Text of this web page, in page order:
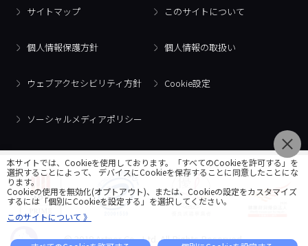
サイトマップ このサイトについて
個人情報保護方針 個人情報の取扱い
ウェブアクセシビリティ方針 Cookie設定
ソーシャルメディアポリシー
© 2018 Artner Co., Ltd. All Rights Reserved.
本サイトでは、Cookieを使用しております。「すべてのCookieを許可する」を
選択することによって、 デバイスにCookieを保存することに同意したことにな
ります。
Cookieの使用を無効化(オプトアウト)、または、Cookieの設定をカスタマイズ
するには「個別にCookieを設定する」を選択してください。
このサイトについて 》